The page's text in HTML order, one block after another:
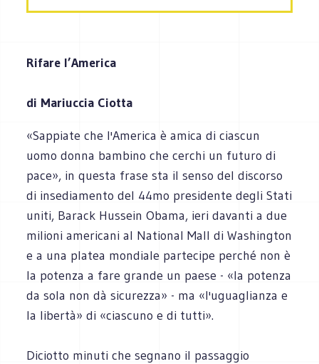
Rifare l’America
di Mariuccia Ciotta
«Sappiate che l'America è amica di ciascun
uomo donna bambino che cerchi un futuro di
pace», in questa frase sta il senso del discorso
di insediamento del 44mo presidente degli Stati
uniti, Barack Hussein Obama, ieri davanti a due
milioni americani al National Mall di Washington
e a una platea mondiale partecipe perché non è
la potenza a fare grande un paese - «la potenza
da sola non dà sicurezza» - ma «l'uguaglianza e
la libertà» di «ciascuno e di tutti».
Diciotto minuti che segnano il passaggio